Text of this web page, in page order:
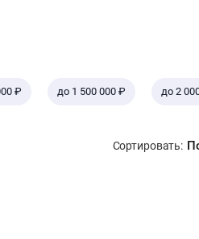
₽ до 1 500 000 ₽ до 2
Сортировать: